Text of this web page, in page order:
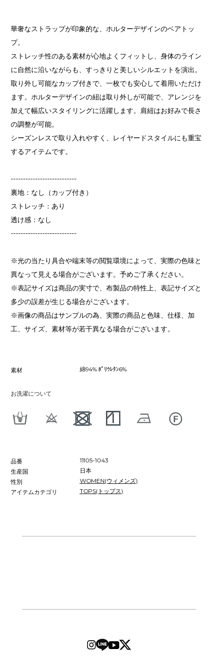
華奢なストラップが印象的な、ホルターデザインのベアトッ
プ。
ストレッチ性のある素材が心地よくフィットし、身体のライン
に自然に沿いながらも、すっきりと美しいシルエットを演出。
取り外し可能なカップ付きで、一枚でも安心して着用いただけ
ます。ホルターデザインの紐は取り外しが可能で、アレンジを
加えて幅広いスタイリングに活躍します。肩紐はお好みで長さ
の調整が可能。
シーズンレスで取り入れやすく、レイヤードスタイルにも重宝
するアイテムです。
---------------------------
裏地：なし（カップ付き）
ストレッチ：あり
透け感：なし
---------------------------
※光の当たり具合や端末等の閲覧環境によって、実際の色味と
異なって見える場合がございます。予めご了承ください。
※表記サイズは商品の実寸で、布製品の特性上、表記サイズと
多少の誤差が生じる場合がございます。
※画像の商品はサンプルの為、実際の商品と色味、仕様、加
工、サイズ、素材等が若干異なる場合がございます。
素材 綿94% ﾎﾟﾘｳﾚﾀﾝ6%
お洗濯について
品番
11105-1043
生産国
日本
性別
WOMEN(ウィメンズ)
アイテムカテゴリ
TOPS(トップス)